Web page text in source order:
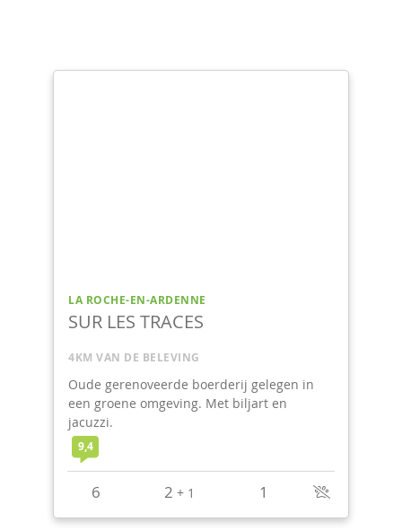
LA ROCHE-EN-ARDENNE
SUR LES TRACES
4KM VAN DE BELEVING
Oude gerenoveerde boerderij gelegen in
een groene omgeving. Met biljart en
jacuzzi.
9,4
6 2 + 1 1